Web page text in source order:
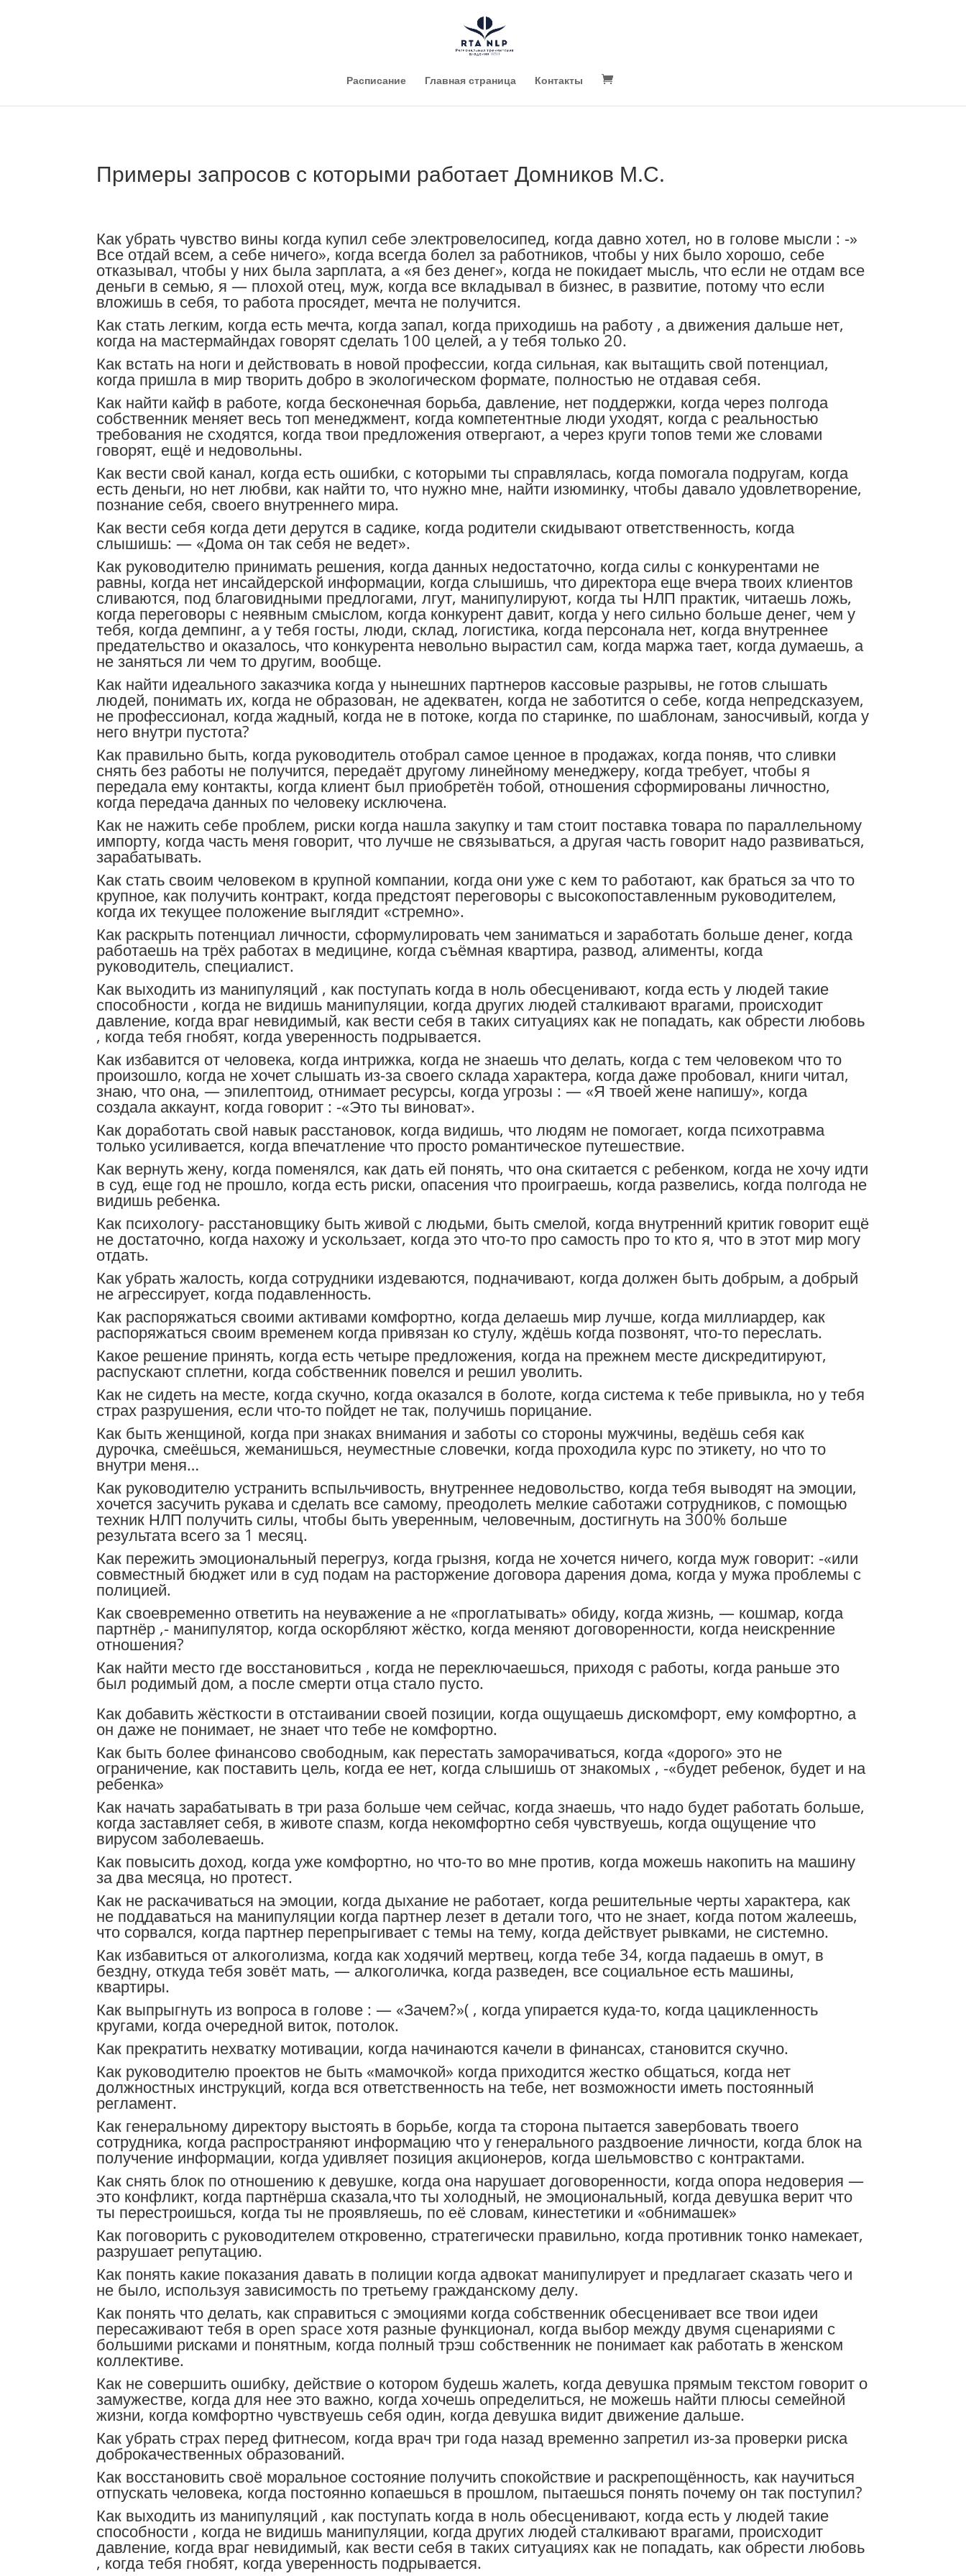
Расписание Главная страница Контакты
Примеры запросов с которыми работает Домников М.С.
Как убрать чувство вины когда купил себе электровелосипед, когда давно хотел, но в голове мысли : -»
Все отдай всем, а себе ничего», когда всегда болел за работников, чтобы у них было хорошо, себе
отказывал, чтобы у них была зарплата, а «я без денег», когда не покидает мысль, что если не отдам все
деньги в семью, я — плохой отец, муж, когда все вкладывал в бизнес, в развитие, потому что если
вложишь в себя, то работа просядет, мечта не получится.
Как стать легким, когда есть мечта, когда запал, когда приходишь на работу , а движения дальше нет,
когда на мастермайндах говорят сделать 100 целей, а у тебя только 20.
Как встать на ноги и действовать в новой профессии, когда сильная, как вытащить свой потенциал,
когда пришла в мир творить добро в экологическом формате, полностью не отдавая себя.
Как найти кайф в работе, когда бесконечная борьба, давление, нет поддержки, когда через полгода
собственник меняет весь топ менеджмент, когда компетентные люди уходят, когда с реальностью
требования не сходятся, когда твои предложения отвергают, а через круги топов теми же словами
говорят, ещё и недовольны.
Как вести свой канал, когда есть ошибки, с которыми ты справлялась, когда помогала подругам, когда
есть деньги, но нет любви, как найти то, что нужно мне, найти изюминку, чтобы давало удовлетворение,
познание себя, своего внутреннего мира.
Как вести себя когда дети дерутся в садике, когда родители скидывают ответственность, когда
слышишь: — «Дома он так себя не ведет».
Как руководителю принимать решения, когда данных недостаточно, когда силы с конкурентами не
равны, когда нет инсайдерской информации, когда слышишь, что директора еще вчера твоих клиентов
сливаются, под благовидными предлогами, лгут, манипулируют, когда ты НЛП практик, читаешь ложь,
когда переговоры с неявным смыслом, когда конкурент давит, когда у него сильно больше денег, чем у
тебя, когда демпинг, а у тебя госты, люди, склад, логистика, когда персонала нет, когда внутреннее
предательство и оказалось, что конкурента невольно вырастил сам, когда маржа тает, когда думаешь, а
не заняться ли чем то другим, вообще.
Как найти идеального заказчика когда у нынешних партнеров кассовые разрывы, не готов слышать
людей, понимать их, когда не образован, не адекватен, когда не заботится о себе, когда непредсказуем,
не профессионал, когда жадный, когда не в потоке, когда по старинке, по шаблонам, заносчивый, когда у
него внутри пустота?
Как правильно быть, когда руководитель отобрал самое ценное в продажах, когда поняв, что сливки
снять без работы не получится, передаёт другому линейному менеджеру, когда требует, чтобы я
передала ему контакты, когда клиент был приобретён тобой, отношения сформированы личностно,
когда передача данных по человеку исключена.
Как не нажить себе проблем, риски когда нашла закупку и там стоит поставка товара по параллельному
импорту, когда часть меня говорит, что лучше не связываться, а другая часть говорит надо развиваться,
зарабатывать.
Как стать своим человеком в крупной компании, когда они уже с кем то работают, как браться за что то
крупное, как получить контракт, когда предстоят переговоры с высокопоставленным руководителем,
когда их текущее положение выглядит «стремно».
Как раскрыть потенциал личности, сформулировать чем заниматься и заработать больше денег, когда
работаешь на трёх работах в медицине, когда съёмная квартира, развод, алименты, когда
руководитель, специалист.
Как выходить из манипуляций , как поступать когда в ноль обесценивают, когда есть у людей такие
способности , когда не видишь манипуляции, когда других людей сталкивают врагами, происходит
давление, когда враг невидимый, как вести себя в таких ситуациях как не попадать, как обрести любовь
, когда тебя гнобят, когда уверенность подрывается.
Как избавится от человека, когда интрижка, когда не знаешь что делать, когда с тем человеком что то
произошло, когда не хочет слышать из-за своего склада характера, когда даже пробовал, книги читал,
знаю, что она, — эпилептоид, отнимает ресурсы, когда угрозы : — «Я твоей жене напишу», когда
создала аккаунт, когда говорит : -«Это ты виноват».
Как доработать свой навык расстановок, когда видишь, что людям не помогает, когда психотравма
только усиливается, когда впечатление что просто романтическое путешествие.
Как вернуть жену, когда поменялся, как дать ей понять, что она скитается с ребенком, когда не хочу идти
в суд, еще год не прошло, когда есть риски, опасения что проиграешь, когда развелись, когда полгода не
видишь ребенка.
Как психологу- расстановщику быть живой с людьми, быть смелой, когда внутренний критик говорит ещё
не достаточно, когда нахожу и ускользает, когда это что-то про самость про то кто я, что в этот мир могу
отдать.
Как убрать жалость, когда сотрудники издеваются, подначивают, когда должен быть добрым, а добрый
не агрессирует, когда подавленность.
Как распоряжаться своими активами комфортно, когда делаешь мир лучше, когда миллиардер, как
распоряжаться своим временем когда привязан ко стулу, ждёшь когда позвонят, что-то переслать.
Какое решение принять, когда есть четыре предложения, когда на прежнем месте дискредитируют,
распускают сплетни, когда собственник повелся и решил уволить.
Как не сидеть на месте, когда скучно, когда оказался в болоте, когда система к тебе привыкла, но у тебя
страх разрушения, если что-то пойдет не так, получишь порицание.
Как быть женщиной, когда при знаках внимания и заботы со стороны мужчины, ведёшь себя как
дурочка, смеёшься, жеманишься, неуместные словечки, когда проходила курс по этикету, но что то
внутри меня…
Как руководителю устранить вспыльчивость, внутреннее недовольство, когда тебя выводят на эмоции,
хочется засучить рукава и сделать все самому, преодолеть мелкие саботажи сотрудников, с помощью
техник НЛП получить силы, чтобы быть уверенным, человечным, достигнуть на 300% больше
результата всего за 1 месяц.
Как пережить эмоциональный перегруз, когда грызня, когда не хочется ничего, когда муж говорит: -«или
совместный бюджет или в суд подам на расторжение договора дарения дома, когда у мужа проблемы с
полицией.
Как своевременно ответить на неуважение а не «проглатывать» обиду, когда жизнь, — кошмар, когда
партнёр ,- манипулятор, когда оскорбляют жёстко, когда меняют договоренности, когда неискренние
отношения?
Как найти место где восстановиться , когда не переключаешься, приходя с работы, когда раньше это
был родимый дом, а после смерти отца стало пусто.
Как добавить жёсткости в отстаивании своей позиции, когда ощущаешь дискомфорт, ему комфортно, а
он даже не понимает, не знает что тебе не комфортно.
Как быть более финансово свободным, как перестать заморачиваться, когда «дорого» это не
ограничение, как поставить цель, когда ее нет, когда слышишь от знакомых , -«будет ребенок, будет и на
ребенка»
Как начать зарабатывать в три раза больше чем сейчас, когда знаешь, что надо будет работать больше,
когда заставляет себя, в животе спазм, когда некомфортно себя чувствуешь, когда ощущение что
вирусом заболеваешь.
Как повысить доход, когда уже комфортно, но что-то во мне против, когда можешь накопить на машину
за два месяца, но протест.
Как не раскачиваться на эмоции, когда дыхание не работает, когда решительные черты характера, как
не поддаваться на манипуляции когда партнер лезет в детали того, что не знает, когда потом жалеешь,
что сорвался, когда партнер перепрыгивает с темы на тему, когда действует рывками, не системно.
Как избавиться от алкоголизма, когда как ходячий мертвец, когда тебе 34, когда падаешь в омут, в
бездну, откуда тебя зовёт мать, — алкоголичка, когда разведен, все социальное есть машины,
квартиры.
Как выпрыгнуть из вопроса в голове : — «Зачем?»( , когда упирается куда-то, когда цацикленность
кругами, когда очередной виток, потолок.
Как прекратить нехватку мотивации, когда начинаются качели в финансах, становится скучно.
Как руководителю проектов не быть «мамочкой» когда приходится жестко общаться, когда нет
должностных инструкций, когда вся ответственность на тебе, нет возможности иметь постоянный
регламент.
Как генеральному директору выстоять в борьбе, когда та сторона пытается завербовать твоего
сотрудника, когда распространяют информацию что у генерального раздвоение личности, когда блок на
получение информации, когда удивляет позиция акционеров, когда шельмовство с контрактами.
Как снять блок по отношению к девушке, когда она нарушает договоренности, когда опора недоверия —
это конфликт, когда партнёрша сказала,что ты холодный, не эмоциональный, когда девушка верит что
ты перестроишься, когда ты не проявляешь, по её словам, кинестетики и «обнимашек»
Как поговорить с руководителем откровенно, стратегически правильно, когда противник тонко намекает,
разрушает репутацию.
Как понять какие показания давать в полиции когда адвокат манипулирует и предлагает сказать чего и
не было, используя зависимость по третьему гражданскому делу.
Как понять что делать, как справиться с эмоциями когда собственник обесценивает все твои идеи
пересаживают тебя в open space хотя разные функционал, когда выбор между двумя сценариями с
большими рисками и понятным, когда полный трэш собственник не понимает как работать в женском
коллективе.
Как не совершить ошибку, действие о котором будешь жалеть, когда девушка прямым текстом говорит о
замужестве, когда для нее это важно, когда хочешь определиться, не можешь найти плюсы семейной
жизни, когда комфортно чувствуешь себя один, когда девушка видит движение дальше.
Как убрать страх перед фитнесом, когда врач три года назад временно запретил из-за проверки риска
доброкачественных образований.
Как восстановить своё моральное состояние получить спокойствие и раскрепощённость, как научиться
отпускать человека, когда постоянно копаешься в прошлом, пытаешься понять почему он так поступил?
Как выходить из манипуляций , как поступать когда в ноль обесценивают, когда есть у людей такие
способности , когда не видишь манипуляции, когда других людей сталкивают врагами, происходит
давление, когда враг невидимый, как вести себя в таких ситуациях как не попадать, как обрести любовь
, когда тебя гнобят, когда уверенность подрывается.